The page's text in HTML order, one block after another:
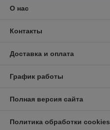
О нас
Контакты
Доставка и оплата
График работы
Полная версия сайта
Политика обработки cookies